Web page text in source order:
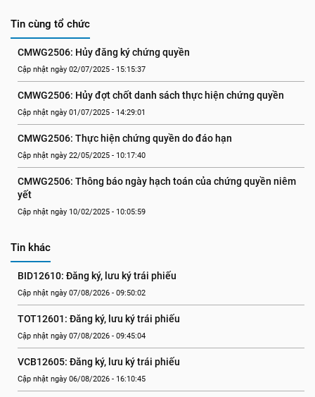
Tin cùng tổ chức
CMWG2506: Hủy đăng ký chứng quyền
Cập nhật ngày 02/07/2025 - 15:15:37
CMWG2506: Hủy đợt chốt danh sách thực hiện chứng quyền
Cập nhật ngày 01/07/2025 - 14:29:01
CMWG2506: Thực hiện chứng quyền do đáo hạn
Cập nhật ngày 22/05/2025 - 10:17:40
CMWG2506: Thông báo ngày hạch toán của chứng quyền niêm
yết
Cập nhật ngày 10/02/2025 - 10:05:59
Tin khác
BID12610: Đăng ký, lưu ký trái phiếu
Cập nhật ngày 07/08/2026 - 09:50:02
TOT12601: Đăng ký, lưu ký trái phiếu
Cập nhật ngày 07/08/2026 - 09:45:04
VCB12605: Đăng ký, lưu ký trái phiếu
Cập nhật ngày 06/08/2026 - 16:10:45